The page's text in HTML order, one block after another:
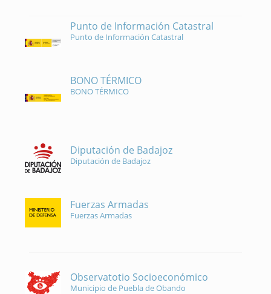
Punto de Información Catastral
Punto de Información Catastral
BONO TÉRMICO
BONO TÉRMICO
Diputación de Badajoz
Diputación de Badajoz
Fuerzas Armadas
Fuerzas Armadas
Observatotio Socioeconómico
Municipio de Puebla de Obando